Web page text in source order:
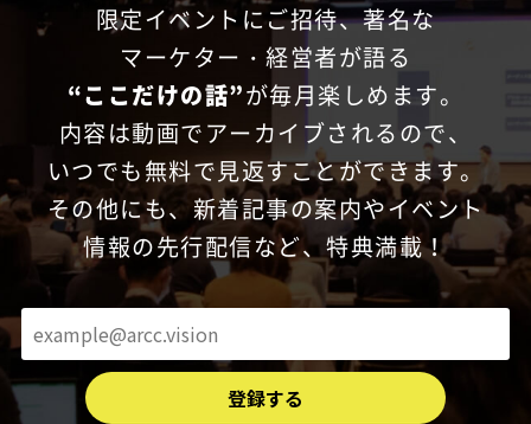
限定イベントにご招待、著名な
マーケター・経営者が語る
“ここだけの話”が毎月楽しめます。
内容は動画でアーカイブされるので、
いつでも無料で見返すことができます。
その他にも、新着記事の案内やイベント
情報の先行配信など、特典満載！